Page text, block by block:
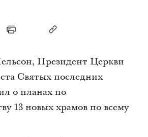
Президент Церкви
Святых последних
о планах по
13 новых храмов по всему